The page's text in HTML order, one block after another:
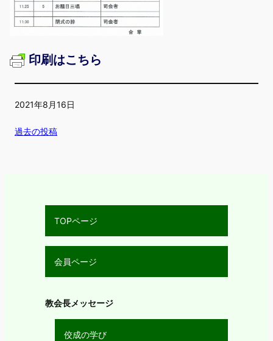
印刷はこちら
2021年8月16日
過去の投稿
TOPページ
会員ページ
教会長メッセージ
佼成の学び